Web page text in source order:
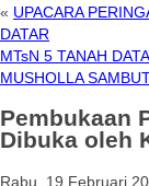
« UPACARA
DATAR
MTsN 5 TANAH
MUSHOLLA
Pembukaan
Dibuka oleh
Rabu, 19 Februari